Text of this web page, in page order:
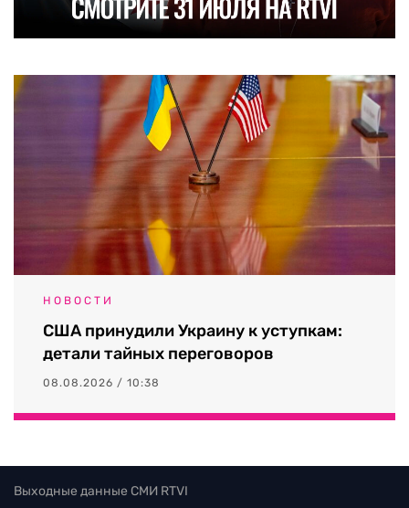
НОВОСТИ
США принудили Украину к уступкам:
детали тайных переговоров
08.08.2026 / 10:38
Выходные данные СМИ RTVI